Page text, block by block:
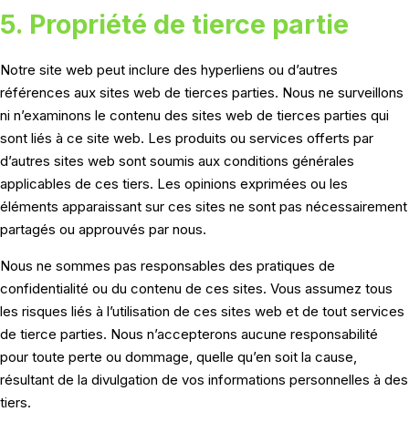
5. Propriété de tierce partie
Notre site web peut inclure des hyperliens ou d’autres
références aux sites web de tierces parties. Nous ne surveillons
ni n’examinons le contenu des sites web de tierces parties qui
sont liés à ce site web. Les produits ou services offerts par
d’autres sites web sont soumis aux conditions générales
applicables de ces tiers. Les opinions exprimées ou les
éléments apparaissant sur ces sites ne sont pas nécessairement
partagés ou approuvés par nous.
Nous ne sommes pas responsables des pratiques de
confidentialité ou du contenu de ces sites. Vous assumez tous
les risques liés à l’utilisation de ces sites web et de tout services
de tierce parties. Nous n’accepterons aucune responsabilité
pour toute perte ou dommage, quelle qu’en soit la cause,
résultant de la divulgation de vos informations personnelles à des
tiers.